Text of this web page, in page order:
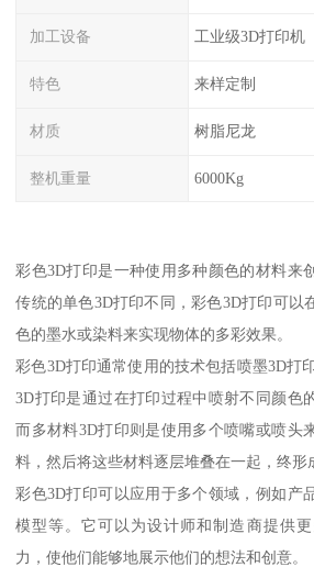
加工设备 工业级3D打印机
特色 来样定制
材质 树脂尼龙
整机重量 6000Kg
彩色3D打印是一种使用多种颜色的材料来
传统的单色3D打印不同，彩色3D打印可以
色的墨水或染料来实现物体的多彩效果。
彩色3D打印通常使用的技术包括喷墨3D打
3D打印是通过在打印过程中喷射不同颜色
而多材料3D打印则是使用多个喷嘴或喷头
料，然后将这些材料逐层堆叠在一起，终形
彩色3D打印可以应用于多个领域，例如产
模型等。它可以为设计师和制造商提供
力，使他们能够地展示他们的想法和创意。